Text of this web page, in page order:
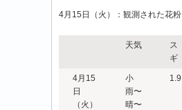
4月15日（火）：観測された花粉
天気
ス
ギ
4月15
日
（火）
小
雨〜
晴〜
1.9